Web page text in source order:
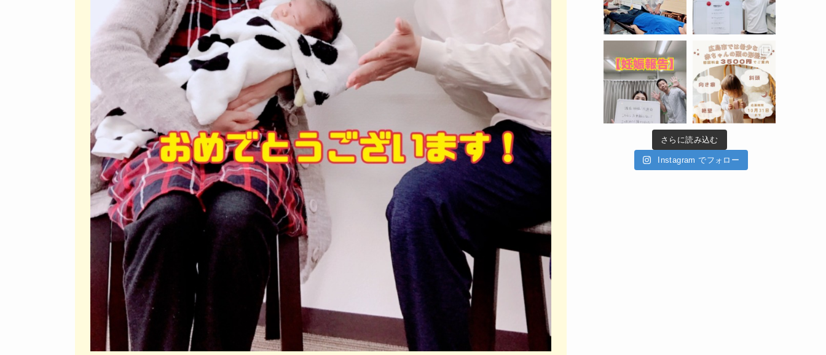
さらに読み込む
Instagram でフォロー